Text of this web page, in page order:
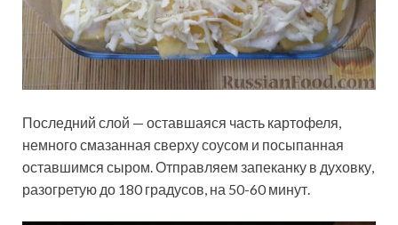
Последний слой — оставшаяся часть картофеля,
немного смазанная сверху соусом и посыпанная
оставшимся сыром. Отправляем запеканку в духовку,
разогретую до 180 градусов, на 50-60 минут.